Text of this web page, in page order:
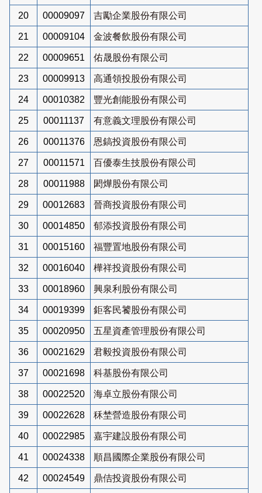
20 00009097 吉勵企業股份有限公司
21 00009104 金波餐飲股份有限公司
22 00009651 佑晟股份有限公司
23 00009913 高通領投股份有限公司
24 00010382 豐光創能股份有限公司
25 00011137 有意義文理股份有限公司
26 00011376 恩鎬投資股份有限公司
27 00011571 百優泰生技股份有限公司
28 00011988 閎燁股份有限公司
29 00012683 晉商投資股份有限公司
30 00014850 郁添投資股份有限公司
31 00015160 福豐置地股份有限公司
32 00016040 樺祥投資股份有限公司
33 00018960 興泉利股份有限公司
34 00019399 鉅客民饕股份有限公司
35 00020950 五星資產管理股份有限公司
36 00021629 君毅投資股份有限公司
37 00021698 科基股份有限公司
38 00022520 海卓立股份有限公司
39 00022628 秝埜營造股份有限公司
40 00022985 嘉宇建設股份有限公司
41 00024338 順昌國際企業股份有限公司
42 00024549 鼎佶投資股份有限公司